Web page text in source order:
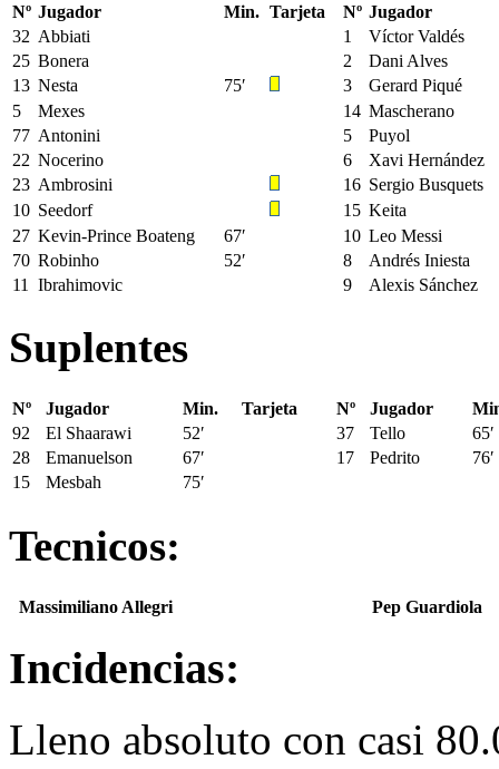
Nº Jugador Min. Tarjeta Nº Jugador
32 Abbiati 1
Víctor Valdés
25 Bonera 2
Dani Alves
13 Nesta 75′ 3
Gerard Piqué
5
Mexes 14 Mascherano
77 Antonini 5
Puyol
22 Nocerino 6
Xavi Hernández
23 Ambrosini 16 Sergio Busquets
10 Seedorf 15 Keita
27 Kevin-Prince Boateng 67′ 10 Leo Messi
70 Robinho 52′ 8
Andrés Iniesta
11
Ibrahimovic 9 Alexis Sánchez
Suplentes
Nº Jugador Min. Tarjeta Nº Jugador
92
El Shaarawi 52′ 37 Tello
65′
28
Emanuelson 67′ 17 Pedrito
76′
15
Mesbah 75′
Tecnicos:
Massimiliano Allegri Pep Guardiola
Incidencias:
Lleno absoluto con casi